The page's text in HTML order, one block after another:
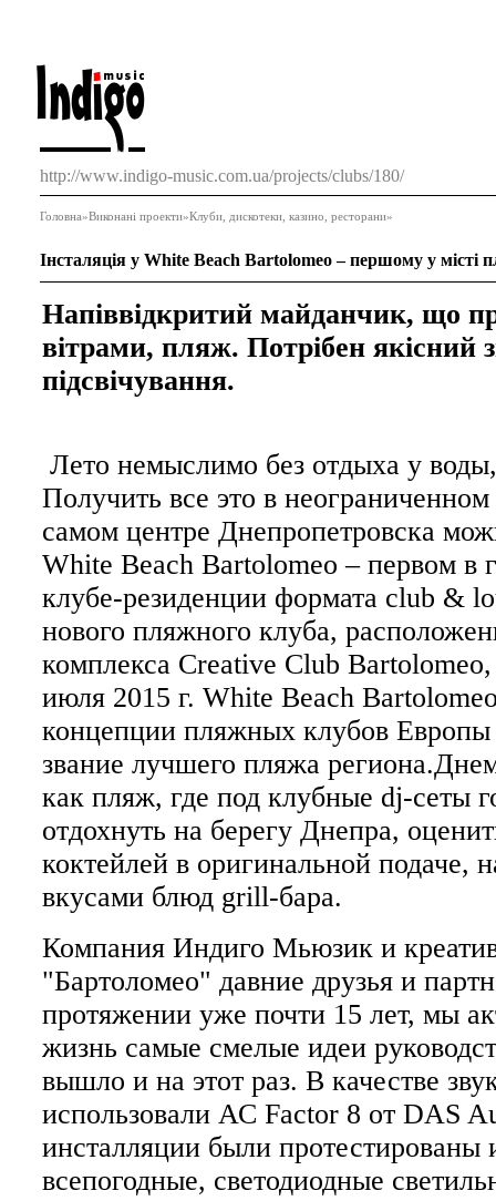
http://www.indigo-music.com.ua/projects/clubs/180/
Головна»Виконані проекти»Клуби, дискотеки, казино, ресторани»
Інсталяція у White Beach Bartolomeo – першому у місті
Напіввідкритий майданчик, що
вітрами, пляж. Потрібен якісний
підсвічування.
Лето немыслимо без отдыха у
Получить все это в неограниченном
самом центре Днепропетровска
White Beach Bartolomeo – первом в
клубе-резиденции формата club &
нового пляжного клуба,
комплекса Creative Club Bartolomeo,
июля 2015 г. White Beach
концепции пляжных клубов Европы
звание лучшего пляжа
как пляж, где под клубные dj-сеты
отдохнуть на берегу Днепра,
коктейлей в оригинальной подаче,
вкусами блюд grill-бара.
Компания Индиго Мьюзик и
"Бартоломео" давние друзья и
протяжении уже почти 15 лет, мы
жизнь самые смелые идеи
вышло и на этот раз. В качестве
использовали АС Factor 8 от DAS
инсталляции были протестированы
всепогодные, светодиодные